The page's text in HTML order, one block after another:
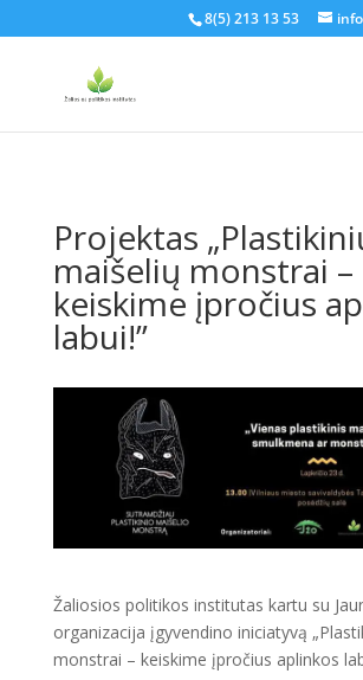
8(5) 213 13 53
Projektas
maišelių monstrai –
keiskime įpročius
labui!”
Žaliosios politikos institutas kartu su
organizacija įgyvendino iniciatyvą
monstrai – keiskime įpročius aplinkos